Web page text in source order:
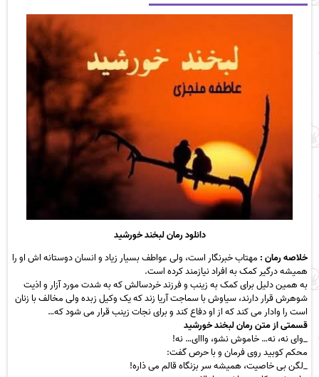
دانلود رمان لبخند خورشید
خلاصه رمان : مهتاب خبرنگار است، ولی عواطف بسیار زیاد و انسان دوستانه اش او را
همیشه درگیر کمک به افراد نیازمند کرده است.
به همین دلیل برای کمک به زینب و فرزند خردسالش که به شدت مورد آزار و اذیت
شوهرش قرار دارند، سیاوش با سماجت آریا زند که یک وکیل زبده ولی مخالف با زنان
است را وادار می کند که از او دفاع کند و برای نجات زینب قرار می شود که…
قسمتی از متن رمان لبخند خورشید
_وای نه، نه… خاموش نشو، وااای… نه!
محکم کوبید روی فرمان و با حرص گفت:
_لگن بی خاصیت، همیشه سر بزنگاه قالم می ذاره!